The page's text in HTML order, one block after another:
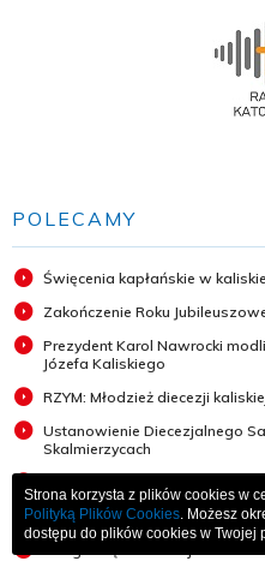
POLECAMY
Święcenia kapłańskie w
Zakończenie Roku
Prezydent Karol Nawrocki
Józefa Kaliskiego
RZYM: Młodzież diecezji
Ustanowienie Diecezjalnego
Skalmierzycach
Święcenia diakonatu w
Strona korzysta z plików cookies w
Polityką Plików Cookies. Możesz
dostępu do plików cookies w Twojej